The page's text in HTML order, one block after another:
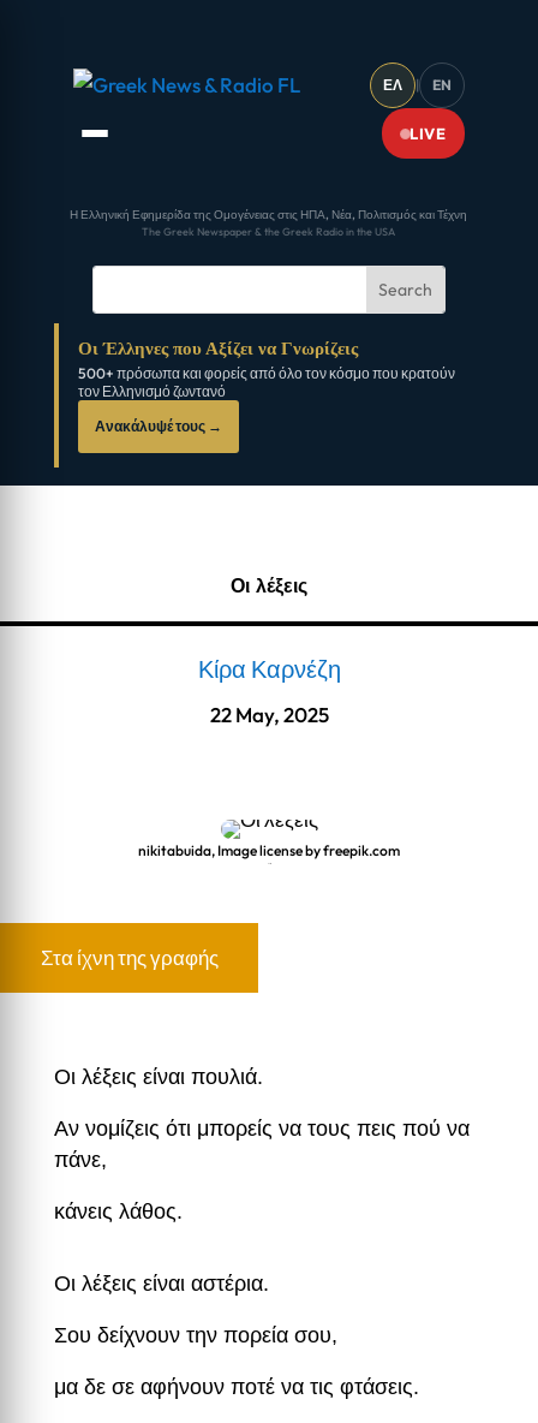
ΕΛ | EN
LIVE
Η Ελληνική Εφημερίδα της Ομογένειας στις ΗΠΑ, Νέα, Πολιτισμός και Τέχνη
The Greek Newspaper & the Greek Radio in the USA
Οι Έλληνες που Αξίζει να Γνωρίζεις
500+ πρόσωπα και φορείς από όλο τον κόσμο που κρατούν
τον Ελληνισμό ζωντανό
Ανακάλυψέ τους →
Οι λέξεις
Κίρα Καρνέζη
22 May, 2025
nikitabuida, Image license by freepik.com
Στα ίχνη της γραφής
Οι λέξεις είναι πουλιά.
Αν νομίζεις ότι μπορείς να τους πεις πού να
πάνε,
κάνεις λάθος.
Οι λέξεις είναι αστέρια.
Σου δείχνουν την πορεία σου,
μα δε σε αφήνουν ποτέ να τις φτάσεις.